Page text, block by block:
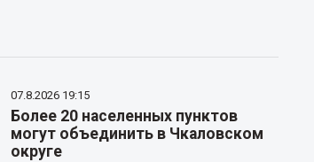
07.8.2026 19:15
Более 20 населенных пунктов
могут объединить в Чкаловском
округе